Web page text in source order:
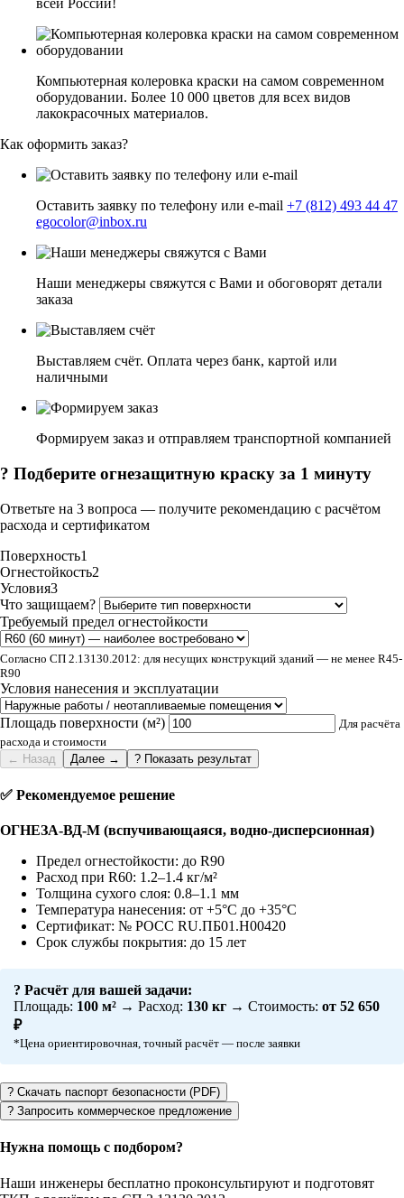
всей России!
Компьютерная колеровка краски на самом современном
оборудовании. Более 10 000 цветов для всех видов
лакокрасочных материалов.
Как оформить заказ?
Оставить заявку по телефону или e-mail +7 (812) 493 44 47
egocolor@inbox.ru
Наши менеджеры свяжутся с Вами и обоговорят детали
заказа
Выставляем счёт. Оплата через банк, картой или
наличными
Формируем заказ и отправляем транспортной компанией
? Подберите огнезащитную краску за 1 минуту
Ответьте на 3 вопроса — получите рекомендацию с расчётом
расхода и сертификатом
Поверхность1
Огнестойкость2
Условия3
Что защищаем?
Требуемый предел огнестойкости
Согласно СП 2.13130.2012: для несущих конструкций зданий — не менее R45-
R90
Условия нанесения и эксплуатации
Площадь поверхности (м²)
Для расчёта
расхода и стоимости
← Назад
Далее → ? Показать результат
✅ Рекомендуемое решение
ОГНЕЗА-ВД-М (вспучивающаяся, водно-дисперсионная)
Предел огнестойкости: до R90
Расход при R60: 1.2–1.4 кг/м²
Толщина сухого слоя: 0.8–1.1 мм
Температура нанесения: от +5°C до +35°C
Сертификат: № РОСС RU.ПБ01.Н00420
Срок службы покрытия: до 15 лет
? Расчёт для вашей задачи:
Площадь: 100 м² → Расход: 130 кг → Стоимость: от 52 650
₽
*Цена ориентировочная, точный расчёт — после заявки
? Скачать паспорт безопасности (PDF)
? Запросить коммерческое предложение
Нужна помощь с подбором?
Наши инженеры бесплатно проконсультируют и подготовят